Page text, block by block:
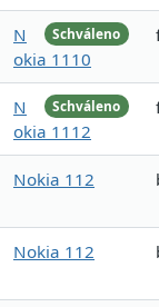
Schváleno
N
okia 1110
Schváleno
N
okia 1112
Nokia 112
Nokia 112